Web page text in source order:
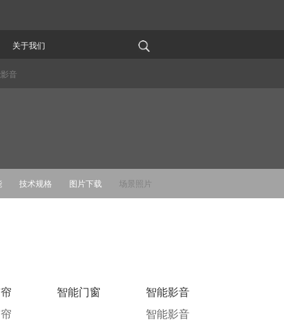
技术规格 图片下载 场景照片
音
关于我们
智能门窗
智能影音
智能影音